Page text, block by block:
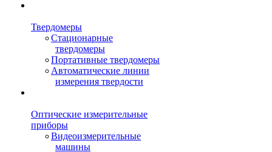
Твердомеры
Стационарные
твердомеры
Портативные твердомеры
Автоматические линии
измерения твердости
Оптические измерительные
приборы
Видеоизмерительные
машины